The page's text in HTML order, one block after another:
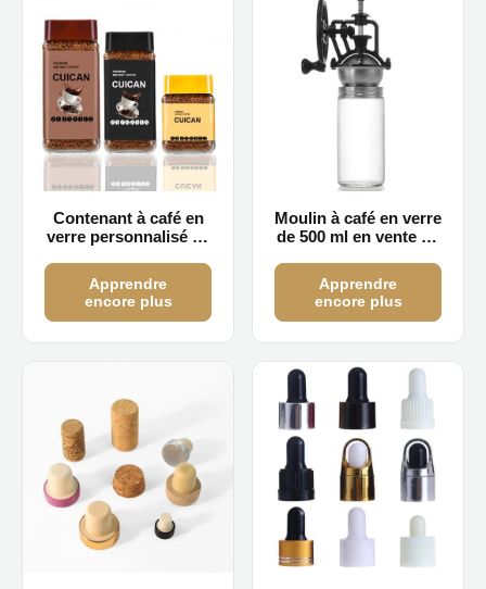
Contenant à café en
verre personnalisé de
Apprendre
encore plus
Moulin à café en verre
de 500 ml en vente en
Apprendre
encore plus